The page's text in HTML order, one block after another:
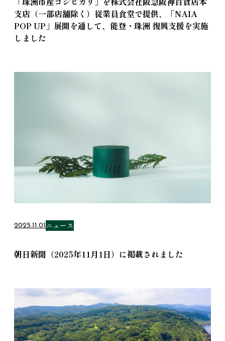
支店（一部店舗除く）従業員食堂で提供、「NAIA
POP UP」展開を通して、能登・珠洲 復興支援を実施
しました
2025.11.01 ニュース
朝日新聞（2025年11月1日）に掲載されました